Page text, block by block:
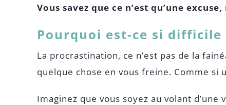
Vous savez que ce n’est qu’une
Pourquoi est-ce si difficile
La procrastination, ce n’est pas de la
quelque chose en vous freine. Comme si
Imaginez que vous soyez au volant